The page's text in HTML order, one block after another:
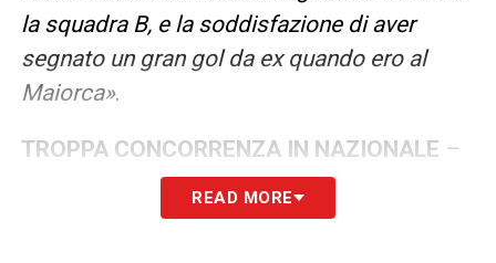
la squadra B, e la soddisfazione di aver
segnato un gran gol da ex quando ero al
Maiorca».
TROPPA CONCORRENZA IN NAZIONALE –
«Credo che in qualsiasi altra nazionale avrei
giocato di più ma in Spagna il livello era
READ MORE